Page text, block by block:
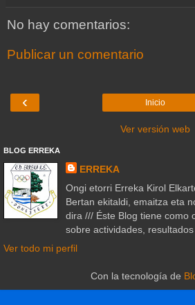
No hay comentarios:
Publicar un comentario
‹ Inicio
Ver versión web
BLOG ERREKA
ERREKA
Ongi etorri Erreka Kirol
Bertan ekitaldi, emaitza eta
dira /// Éste Blog tiene como
sobre actividades,
Ver todo mi perfil
Con la tecnología de